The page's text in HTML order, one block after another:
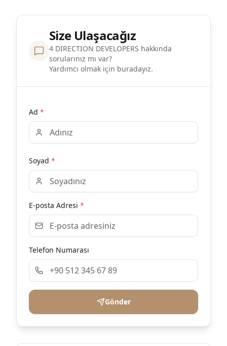
Size Ulaşacağız
4 DIRECTION DEVELOPERS hakkında
sorularınız mı var?
Yardımcı olmak için buradayız.
Ad *
Soyad *
E-posta Adresi *
Telefon Numarası
Gönder